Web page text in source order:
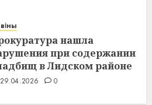
нашла
при содержании
в Лидском районе
29.04.2026 0